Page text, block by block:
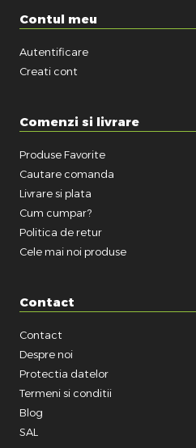
Contul meu
Autentificare
Creati cont
Comenzi si livrare
Produse Favorite
Cautare comanda
Livrare si plata
Cum cumpar?
Politica de retur
Cele mai noi produse
Contact
Contact
Despre noi
Protectia datelor
Termeni si conditii
Blog
SAL